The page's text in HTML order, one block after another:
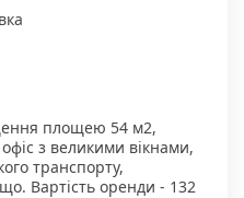
площею 54 м2,
з великими вікнами,
транспорту,
Вартість оренди - 132